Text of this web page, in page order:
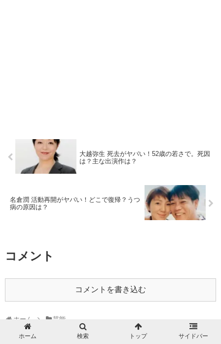
大越弥生 死去がヤバい！52歳の若さで。死因
は？主な出演作は？
名倉潤 活動再開がヤバい！どこで復帰？うつ
病の原因は？
コメント
コメントを書き込む
ホーム 芸能
ホーム 検索 トップ サイドバー